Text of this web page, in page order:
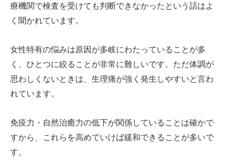
療機関で検査を受けても判断できなかったという話はよ
く聞かれています。
女性特有の悩みは原因が多岐にわたっていることが多
く、ひとつに絞ることが非常に難しいです。ただ体調が
思わしくないときは、生理痛が強く発生しやすいと言わ
れています。
免疫力・自然治癒力の低下が関係していることは確かで
すから、これらを高めていけば緩和できることが多いで
す。